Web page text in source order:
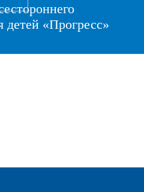
детей «Прогресс»